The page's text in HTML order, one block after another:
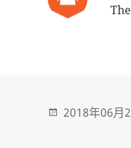
2018年06月